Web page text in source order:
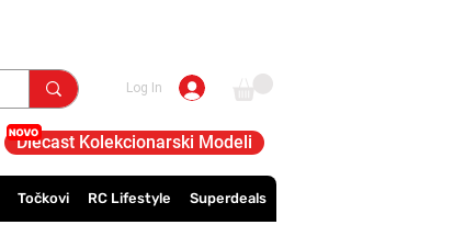
Log In
Diecast Kolekcionarski Modeli
Točkovi RC Lifestyle Superdeals